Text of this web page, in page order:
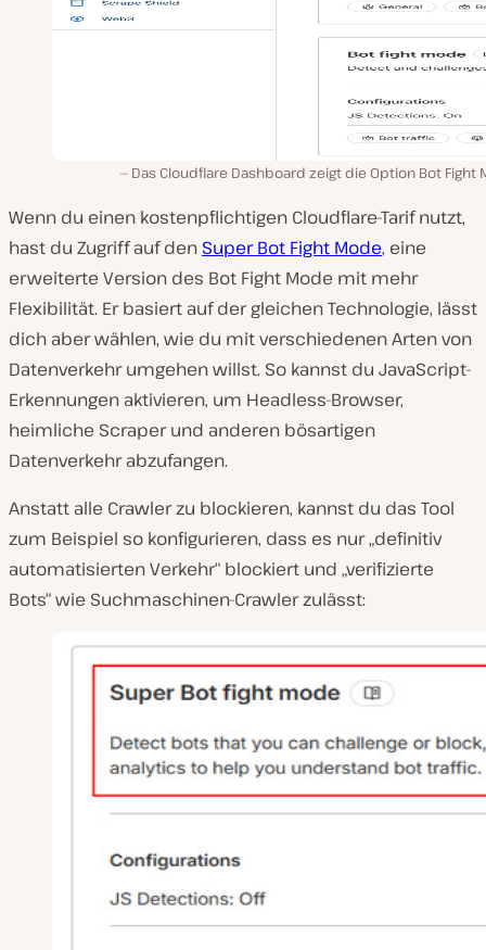
Das Cloudflare Dashboard zeigt die Option Bot Fight
Wenn du einen kostenpflichtigen Cloudflare-Tarif nutzt,
hast du Zugriff auf den Super Bot Fight Mode, eine
erweiterte Version des Bot Fight Mode mit mehr
Flexibilität. Er basiert auf der gleichen Technologie, lässt
dich aber wählen, wie du mit verschiedenen Arten von
Datenverkehr umgehen willst. So kannst du JavaScript-
Erkennungen aktivieren, um Headless-Browser,
heimliche Scraper und anderen bösartigen
Datenverkehr abzufangen.
Anstatt alle Crawler zu blockieren, kannst du das Tool
zum Beispiel so konfigurieren, dass es nur „definitiv
automatisierten Verkehr“ blockiert und „verifizierte
Bots“ wie Suchmaschinen-Crawler zulässt: